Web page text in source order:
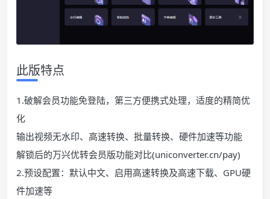
此版特点
1.破解会员功能免登陆，第三方便携式处理，适度的精简优
化
输出视频无水印、高速转换、批量转换、硬件加速等功能
解锁后的万兴优转会员版功能对比(uniconverter.cn/pay)
2.预设配置：默认中文、启用高速转换及高速下载、GPU硬
件加速等